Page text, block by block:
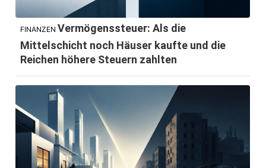
FINANZEN Vermögenssteuer: Als die
Mittelschicht noch Häuser kaufte und die
Reichen höhere Steuern zahlten